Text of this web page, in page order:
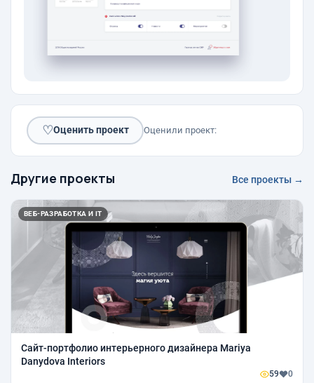
♡Оценить проект Оценили проект:
Другие проекты Все проекты →
ВЕБ-РАЗРАБОТКА И IT
Сайт-портфолио интерьерного дизайнера Mariya
Danydova Interiors
59 0